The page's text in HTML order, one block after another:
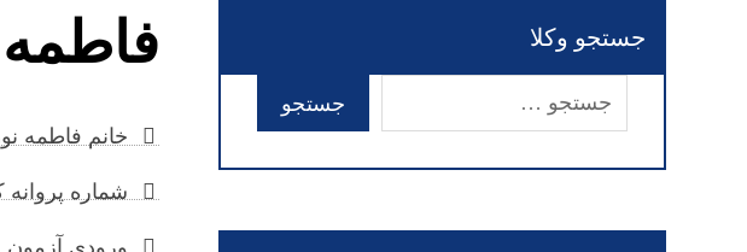
خانم فاطمه
شماره
ورودی آزمون
جستجو وکلا